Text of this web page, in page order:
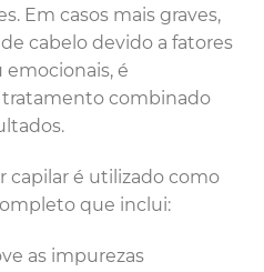
Em casos mais graves,
cabelo devido a fatores
é
combinado
capilar é utilizado como
que inclui:
as impurezas